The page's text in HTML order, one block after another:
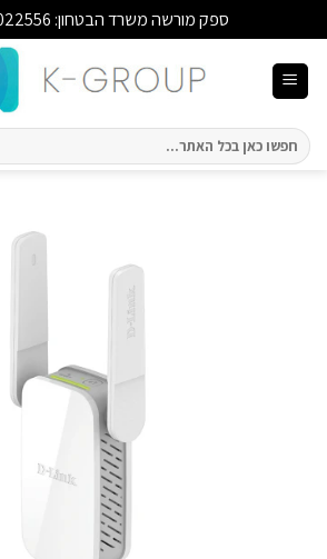
ספק מורשה משרד הבטחון: 0011022556
חיפוש
עבור: